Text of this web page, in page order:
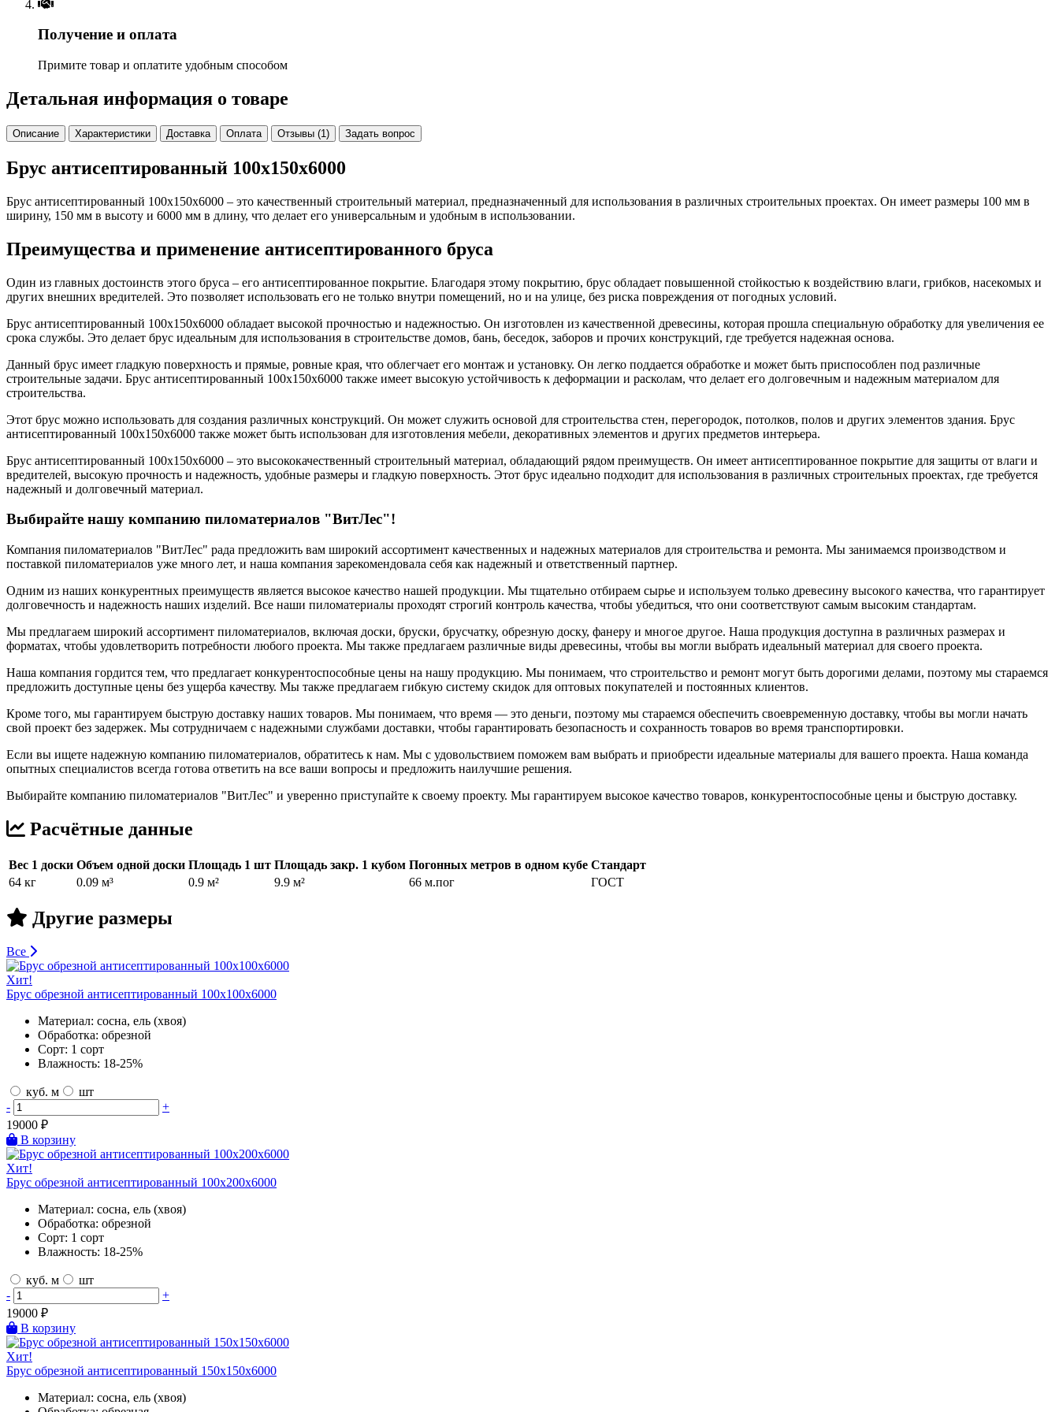
Получение и оплата
Примите товар и оплатите удобным способом
Детальная информация о товаре
Описание Характеристики Доставка Оплата Отзывы (1) Задать вопрос
Брус антисептированный 100х150х6000
Брус антисептированный 100х150х6000 – это качественный строительный материал, предназначенный для использования в различных строительных проектах. Он имеет размеры 100 мм в
ширину, 150 мм в высоту и 6000 мм в длину, что делает его универсальным и удобным в использовании.
Преимущества и применение антисептированного бруса
Один из главных достоинств этого бруса – его антисептированное покрытие. Благодаря этому покрытию, брус обладает повышенной стойкостью к воздействию влаги, грибков, насекомых и
других внешних вредителей. Это позволяет использовать его не только внутри помещений, но и на улице, без риска повреждения от погодных условий.
Брус антисептированный 100х150х6000 обладает высокой прочностью и надежностью. Он изготовлен из качественной древесины, которая прошла специальную обработку для увеличения ее
срока службы. Это делает брус идеальным для использования в строительстве домов, бань, беседок, заборов и прочих конструкций, где требуется надежная основа.
Данный брус имеет гладкую поверхность и прямые, ровные края, что облегчает его монтаж и установку. Он легко поддается обработке и может быть приспособлен под различные
строительные задачи. Брус антисептированный 100х150х6000 также имеет высокую устойчивость к деформации и расколам, что делает его долговечным и надежным материалом для
строительства.
Этот брус можно использовать для создания различных конструкций. Он может служить основой для строительства стен, перегородок, потолков, полов и других элементов здания. Брус
антисептированный 100х150х6000 также может быть использован для изготовления мебели, декоративных элементов и других предметов интерьера.
Брус антисептированный 100х150х6000 – это высококачественный строительный материал, обладающий рядом преимуществ. Он имеет антисептированное покрытие для защиты от влаги и
вредителей, высокую прочность и надежность, удобные размеры и гладкую поверхность. Этот брус идеально подходит для использования в различных строительных проектах, где требуется
надежный и долговечный материал.
Выбирайте нашу компанию пиломатериалов "ВитЛес"!
Компания пиломатериалов "ВитЛес" рада предложить вам широкий ассортимент качественных и надежных материалов для строительства и ремонта. Мы занимаемся производством и
поставкой пиломатериалов уже много лет, и наша компания зарекомендовала себя как надежный и ответственный партнер.
Одним из наших конкурентных преимуществ является высокое качество нашей продукции. Мы тщательно отбираем сырье и используем только древесину высокого качества, что гарантирует
долговечность и надежность наших изделий. Все наши пиломатериалы проходят строгий контроль качества, чтобы убедиться, что они соответствуют самым высоким стандартам.
Мы предлагаем широкий ассортимент пиломатериалов, включая доски, бруски, брусчатку, обрезную доску, фанеру и многое другое. Наша продукция доступна в различных размерах и
форматах, чтобы удовлетворить потребности любого проекта. Мы также предлагаем различные виды древесины, чтобы вы могли выбрать идеальный материал для своего проекта.
Наша компания гордится тем, что предлагает конкурентоспособные цены на нашу продукцию. Мы понимаем, что строительство и ремонт могут быть дорогими делами, поэтому мы стараемся
предложить доступные цены без ущерба качеству. Мы также предлагаем гибкую систему скидок для оптовых покупателей и постоянных клиентов.
Кроме того, мы гарантируем быструю доставку наших товаров. Мы понимаем, что время — это деньги, поэтому мы стараемся обеспечить своевременную доставку, чтобы вы могли начать
свой проект без задержек. Мы сотрудничаем с надежными службами доставки, чтобы гарантировать безопасность и сохранность товаров во время транспортировки.
Если вы ищете надежную компанию пиломатериалов, обратитесь к нам. Мы с удовольствием поможем вам выбрать и приобрести идеальные материалы для вашего проекта. Наша команда
опытных специалистов всегда готова ответить на все ваши вопросы и предложить наилучшие решения.
Выбирайте компанию пиломатериалов "ВитЛес" и уверенно приступайте к своему проекту. Мы гарантируем высокое качество товаров, конкурентоспособные цены и быструю доставку.
Расчётные данные
Вес 1 доски Объем одной доски Площадь 1 шт Площадь закр. 1 кубом Погонных метров в одном кубе Стандарт
64 кг
0.09 м³ 0.9 м² 9.9 м² 66 м.пог ГОСТ
Другие размеры
Все
Хит!
Брус обрезной антисептированный 100х100х6000
Материал: сосна, ель (хвоя)
Обработка: обрезной
Сорт: 1 сорт
Влажность: 18-25%
куб. м
шт
-
+
19000 ₽
В корзину
Хит!
Брус обрезной антисептированный 100х200х6000
Материал: сосна, ель (хвоя)
Обработка: обрезной
Сорт: 1 сорт
Влажность: 18-25%
куб. м
шт
-
+
19000 ₽
В корзину
Хит!
Брус обрезной антисептированный 150х150х6000
Материал: сосна, ель (хвоя)